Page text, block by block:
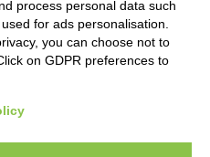
B2B
process personal data such
for ads personalisation.
you can choose not to
on GDPR preferences to